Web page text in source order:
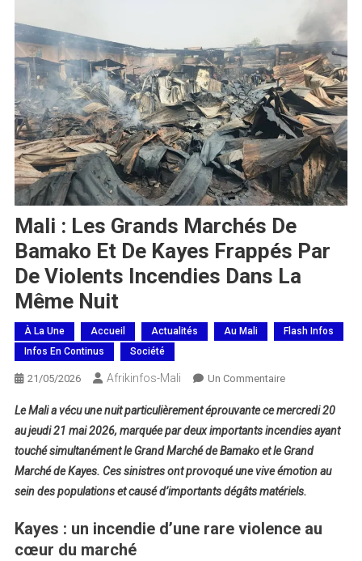
Mali : Les Grands Marchés De
Bamako Et De Kayes Frappés Par
De Violents Incendies Dans La
Même Nuit
À La Une Accueil Actualités Au Mali
Flash Infos
Infos En Continus
Société
21/05/2026 Afrikinfos-Mali Un CommentaireSur
:
Les
Grands
Marchés
De
Et
Le Mali a vécu une nuit particulièrement éprouvante ce mercredi 20
au jeudi 21 mai 2026, marquée par deux importants incendies ayant
touché simultanément le Grand Marché de Bamako et le Grand
Marché de Kayes. Ces sinistres ont provoqué une vive émotion au
sein des populations et causé d’importants dégâts matériels.
Kayes : un incendie d’une rare violence au
cœur du marché